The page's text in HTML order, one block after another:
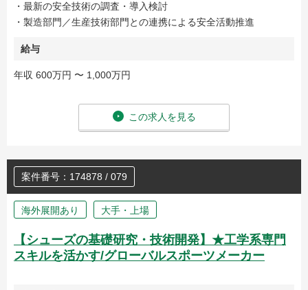
・最新の安全技術の調査・導入検討
・製造部門／生産技術部門との連携による安全活動推進
給与
年収 600万円 〜 1,000万円
この求人を見る
案件番号：174878 / 079
海外展開あり 大手・上場
【シューズの基礎研究・技術開発】★工学系専門
スキルを活かす/グローバルスポーツメーカー